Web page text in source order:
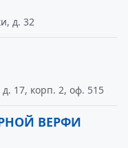
д. 32
д. 17, корп. 2, оф. 515
ВЕРФИ